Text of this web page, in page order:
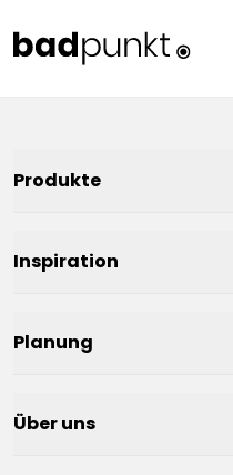
Produkte
Inspiration
Planung
Über uns